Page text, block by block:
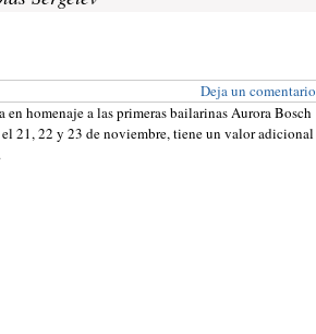
Deja un comentario
homenaje a las primeras bailarinas Aurora Bosch
21, 22 y 23 de noviembre, tiene un valor adicional